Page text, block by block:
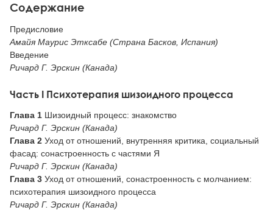
Содержание
Предисловие
Амайя Маурис Этксабе (Страна Басков, Испания)
Введение
Ричард Г. Эрскин (Канада)
Часть I Психотерапия шизоидного процесса
Глава 1 Шизоидный процесс: знакомство
Ричард Г. Эрскин (Канада)
Глава 2 Уход от отношений, внутренняя критика, социальный
фасад: сонастроенность с частями Я
Ричард Г. Эрскин (Канада)
Глава 3 Уход от отношений, сонастроенность с молчанием:
психотерапия шизоидного процесса
Ричард Г. Эрскин (Канада)